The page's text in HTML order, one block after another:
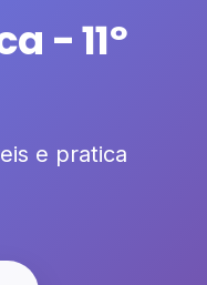
- 11º
e pratica